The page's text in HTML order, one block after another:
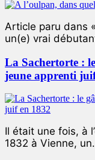
Article paru dans
un(e) vrai
La Sachertorte :
jeune apprenti
Il était une fois, à
1832 à Vienne,